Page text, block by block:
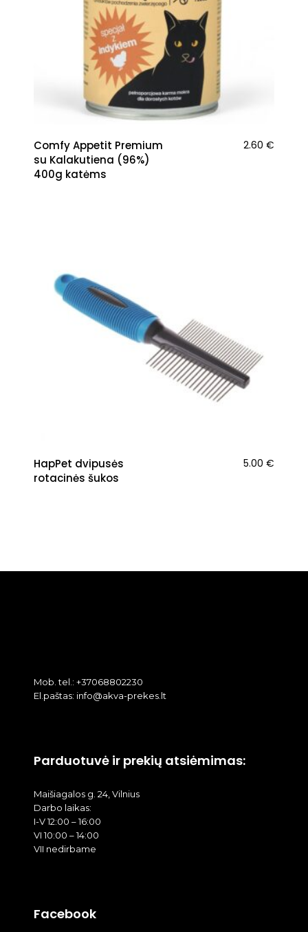
Comfy Appetit Premium
su Kalakutiena (96%)
400g katėms
2.60 €
HapPet dvipusės
rotacinės šukos
5.00 €
Mob. tel.: +37068802230
El.paštas: info@akva-prekes.lt
Parduotuvė ir prekių atsiėmimas:
Maišiagalos g. 24, Vilnius
Darbo laikas:
I-V 12:00 – 16:00
VI 10:00 – 14:00
VII nedirbame
Facebook